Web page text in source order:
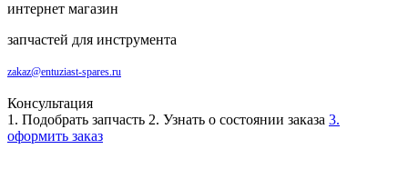
интернет магазин
запчастей для инструмента
zakaz@entuziast-spares.ru
Консультация
1. Подобрать запчасть 2. Узнать о состоянии заказа 3.
оформить заказ